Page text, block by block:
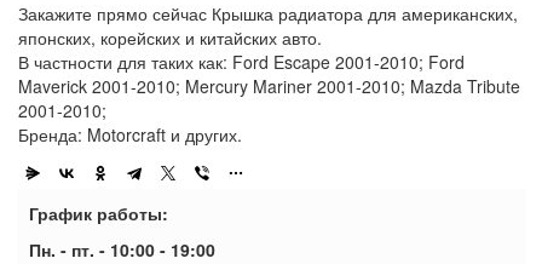
Закажите прямо сейчас Крышка радиатора для американских,
японских, корейских и китайских авто.
В частности для таких как: Ford Escape 2001-2010; Ford
Maverick 2001-2010; Mercury Mariner 2001-2010; Mazda Tribute
2001-2010;
Бренда: Motorcraft и других.
График работы:
Пн. - пт. - 10:00 - 19:00